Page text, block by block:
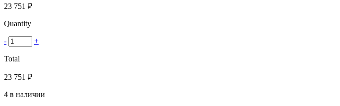
23 751 ₽
Quantity
- +
Total
23 751 ₽
4 в наличии